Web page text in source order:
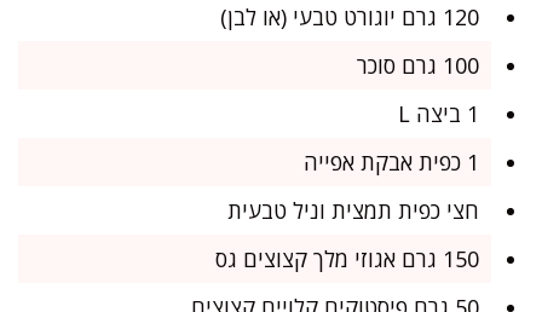
120 גרם יוגורט טבעי (או לבן)
100 גרם סוכר
1 ביצה L
1 כפית אבקת אפייה
חצי כפית תמצית וניל טבעית
150 גרם אגוזי מלך קצוצים גס